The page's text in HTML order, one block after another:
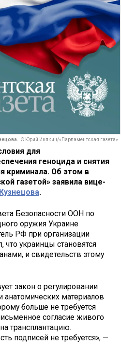
© Юрий Инякин/«Парламентская газета»
для
геноцида и снятия
криминала. Об этом в
газетой» заявила вице-
.
Безопасности ООН по
оружия Украине
РФ при организации
что украинцы становятся
и свидетельств этому
закон о регулировании
анатомических материалов
больше не требуется
согласие живого
трансплантацию.
подписей не требуется», —